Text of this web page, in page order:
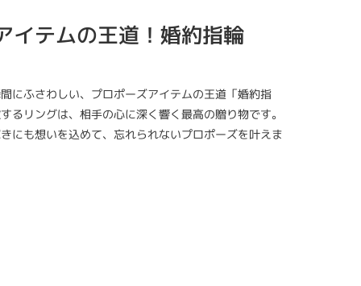
イテムの王道！婚約指輪
にふさわしい、プロポーズアイテムの王道「婚約指
るリングは、相手の心に深く響く最高の贈り物です。
にも想いを込めて、忘れられないプロポーズを叶えま